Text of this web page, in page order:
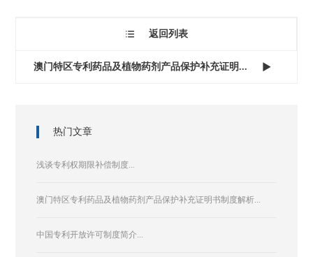
 返回列表
澳门特区专利药品及植物药剂产品保护补充证明... 
热门文章
浅谈专利权期限补偿制度...
澳门特区专利药品及植物药剂产品保护补充证明书制度解析...
中国专利开放许可制度简介...